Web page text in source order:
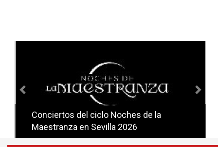
Conciertos del ciclo Noches de la
Maestranza en Sevilla 2026
Conciertos del ciclo Candlelight en
Sevilla